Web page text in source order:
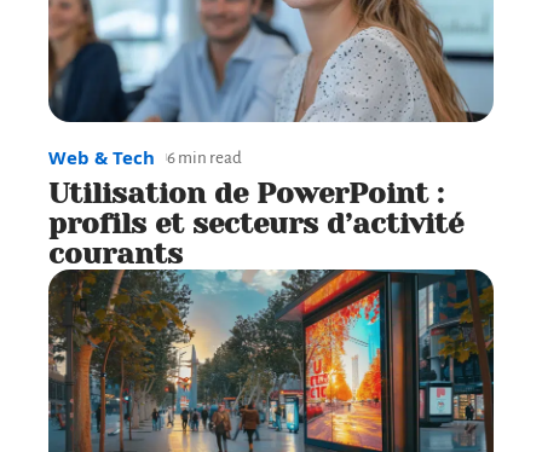
Web & Tech 6 min read
Utilisation de PowerPoint :
profils et secteurs d’activité
courants